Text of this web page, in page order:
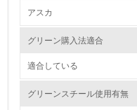
アスカ
グリーン購入法適合
適合している
グリーンスチール使用有無